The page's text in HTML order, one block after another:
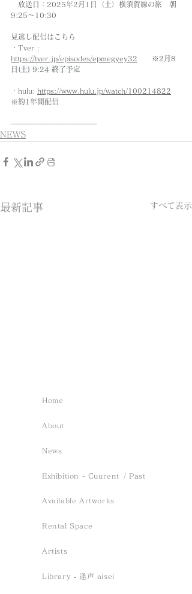
放送日：2025年2月1日（土）横須賀線の旅　朝
9:25〜10:30
見逃し配信はこちら
・Tver :
https://tver.jp/episodes/epmegyey32 ※2月8
日(土) 9:24 終了予定
・hulu: https://www.hulu.jp/watch/100214822
※約1年間配信
────────────────
NEWS
最新記事 すべて表示
2025.1.11 Sat - 2.23 Sun
Home
About
News
/ Past
Exhibition - Cuurent
Available Artworks
Rental Space
Artists
Library ‐ 逢声 aisei